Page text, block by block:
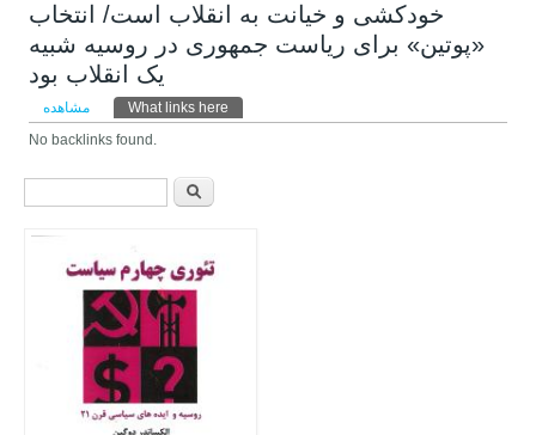
خودکشی و خیانت به انقلاب است/ انتخاب
«پوتین» برای ریاست جمهوری در روسیه شبیه
یک انقلاب بود
تب‌های اولیه
مشاهده What links here
No backlinks found.